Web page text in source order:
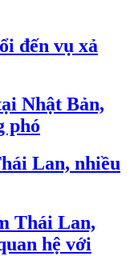
đến vụ xả
Nhật Bản,
phó
Lan, nhiều
Thái Lan,
hệ với